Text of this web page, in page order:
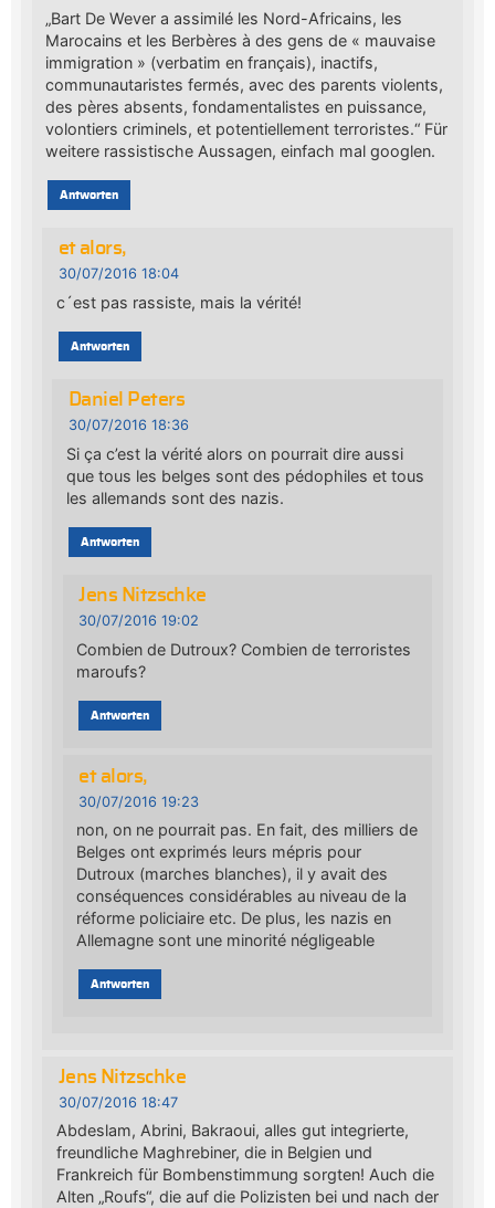
„Bart De Wever a assimilé les Nord-Africains, les
Marocains et les Berbères à des gens de « mauvaise
immigration » (verbatim en français), inactifs,
communautaristes fermés, avec des parents violents,
des pères absents, fondamentalistes en puissance,
volontiers criminels, et potentiellement terroristes.“ Für
weitere rassistische Aussagen, einfach mal googlen.
Antworten
et alors,
30/07/2016 18:04
c´est pas rassiste, mais la vérité!
Antworten
Daniel Peters
30/07/2016 18:36
Si ça c’est la vérité alors on pourrait dire aussi
que tous les belges sont des pédophiles et tous
les allemands sont des nazis.
Antworten
Jens Nitzschke
30/07/2016 19:02
Combien de Dutroux? Combien de terroristes
maroufs?
Antworten
et alors,
30/07/2016 19:23
non, on ne pourrait pas. En fait, des milliers de
Belges ont exprimés leurs mépris pour
Dutroux (marches blanches), il y avait des
conséquences considérables au niveau de la
réforme policiaire etc. De plus, les nazis en
Allemagne sont une minorité négligeable
Antworten
Jens Nitzschke
30/07/2016 18:47
Abdeslam, Abrini, Bakraoui, alles gut integrierte,
freundliche Maghrebiner, die in Belgien und
Frankreich für Bombenstimmung sorgten! Auch die
Alten „Roufs“, die auf die Polizisten bei und nach der